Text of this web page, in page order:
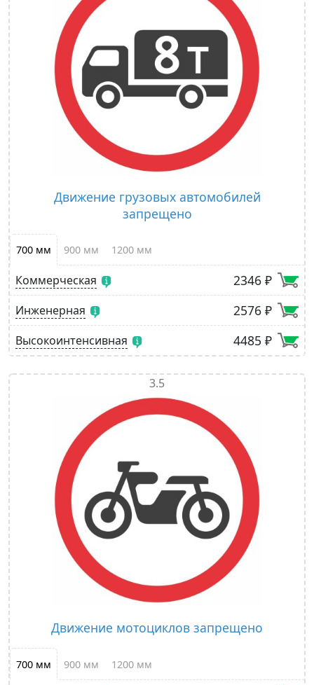
Движение грузовых автомобилей
запрещено
700 мм 900 мм 1200 мм
Коммерческая 2346 ₽
Инженерная 2576 ₽
Высокоинтенсивная 4485 ₽
3.5
Движение мотоциклов запрещено
700 мм 900 мм 1200 мм